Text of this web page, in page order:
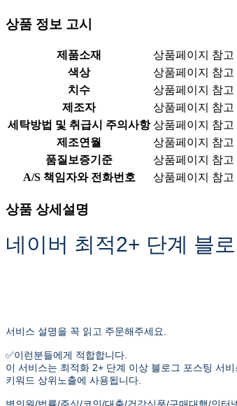
상품 정보 고시
제품소재
상품페이지 참고
색상
상품페이지 참고
치수
상품페이지 참고
제조자
상품페이지 참고
세탁방법 및 취급시 주의사항 상품페이지 참고
제조연월
상품페이지 참고
품질보증기준
상품페이지 참고
A/S 책임자와 전화번호
상품페이지 참고
상품 상세설명
네이버 최적2+ 단계 블
서비스 설명을 꼭 읽고 주문해주세요.
✅이런분들에게 적합합니다.
이 서비스는 최적화 2+ 단계 이상 블로그 포스팅 서비
키워드 상위노출에 사용됩니다.